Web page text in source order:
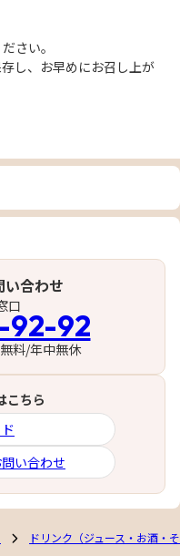
さい。
し、お早めにお召し上が
い合わせ
口
92-92
料/年中無休
こちら
い合わせ
ドリンク（ジュース・お酒・